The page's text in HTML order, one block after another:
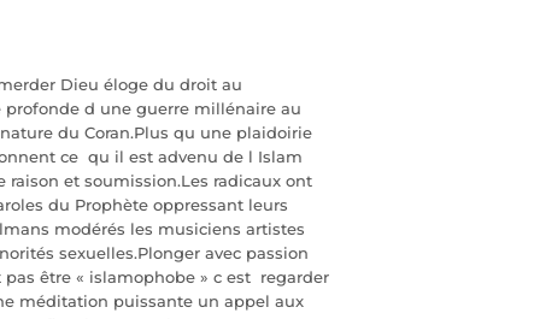
Dieu éloge du droit au
d une guerre millénaire au
du Coran.Plus qu une plaidoirie
ce qu il est advenu de l Islam
et soumission.Les radicaux ont
du Prophète oppressant leurs
modérés les musiciens artistes
sexuelles.Plonger avec passion
être « islamophobe » c est regarder
méditation puissante un appel aux